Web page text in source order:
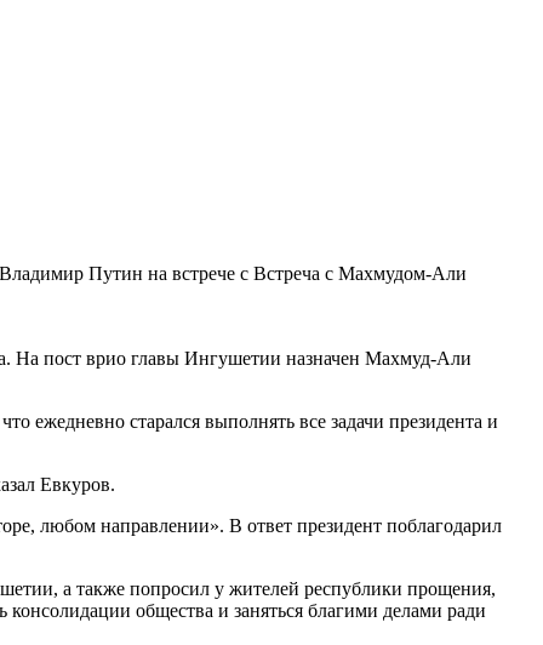
Путин на встрече с Встреча с Махмудом-Али
На пост врио главы Ингушетии назначен Махмуд-Али
ежедневно старался выполнять все задачи президента и
Евкуров.
любом направлении». В ответ президент поблагодарил
а также попросил у жителей республики прощения,
консолидации общества и заняться благими делами ради